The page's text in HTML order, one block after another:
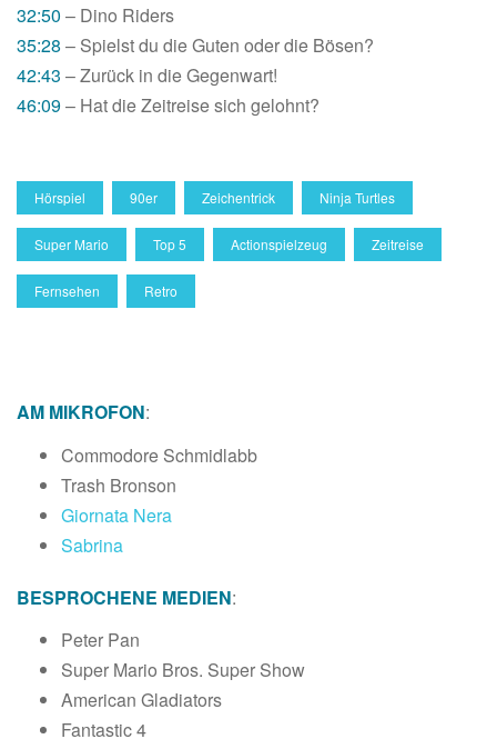
32:50 – Dino Riders
35:28 – Spielst du die Guten oder die Bösen?
42:43 – Zurück in die Gegenwart!
46:09– Hat die Zeitreise sich gelohnt?
Hörspiel 90er Zeichentrick Ninja Turtles
Super Mario Top 5 Actionspielzeug Zeitreise
Fernsehen Retro
AM MIKROFON:
Commodore Schmidlabb
Trash Bronson
Giornata Nera
Sabrina
BESPROCHENE MEDIEN:
Peter Pan
Super Mario Bros. Super Show
American Gladiators
Fantastic 4